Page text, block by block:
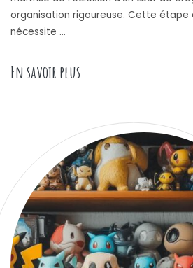
organisation rigoureuse. Cette étape
nécessite …
En savoir plus